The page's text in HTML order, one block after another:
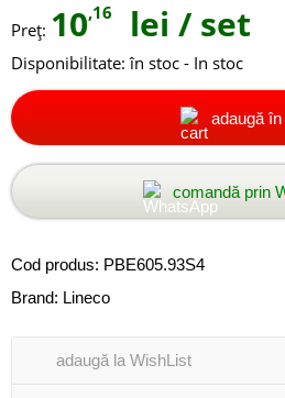
Preţ: 10,16 lei / set
Disponibilitate: în stoc - In stoc
adaugă
comandă prin
Cod produs: PBE605.93S4
Brand: Lineco
adaugă la WishList